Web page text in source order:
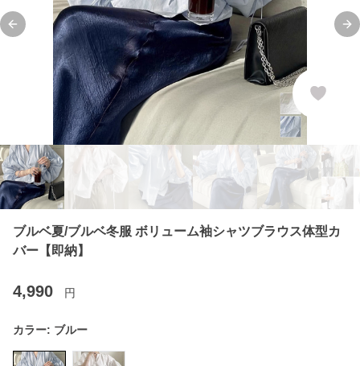
Previous slide
ブルベ夏/ブルベ冬服 ボリューム袖シャツブラウス体型カ
バー【即納】
4,990 円
カラー: ブルー